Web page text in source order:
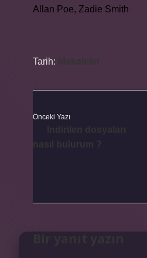
Allan Poe, Zadie Smith
Tarih:
Önceki Yazı